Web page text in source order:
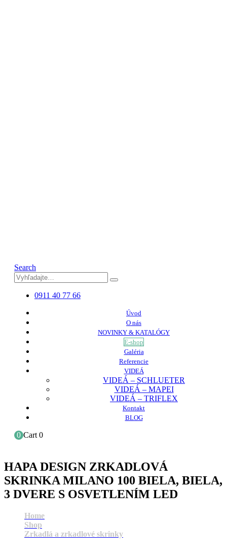
Search
0911 40 77 66
Úvod
O nás
NOVINKY & KATALÓGY
E-shop
Galéria
Referencie
VIDEÁ
VIDEÁ – SCHLUETER
VIDEÁ – MAPEI
VIDEÁ – TRIFLEX
Kontakt
BLOG
0 Cart 0
HAPA DESIGN ZRKADLOVÁ
SKRINKA MILANO 100 BIELA, BIELA,
3 DVERE S OSVETLENÍM LED
Home
Shop
Zrkadlá a zrkadlové skrinky